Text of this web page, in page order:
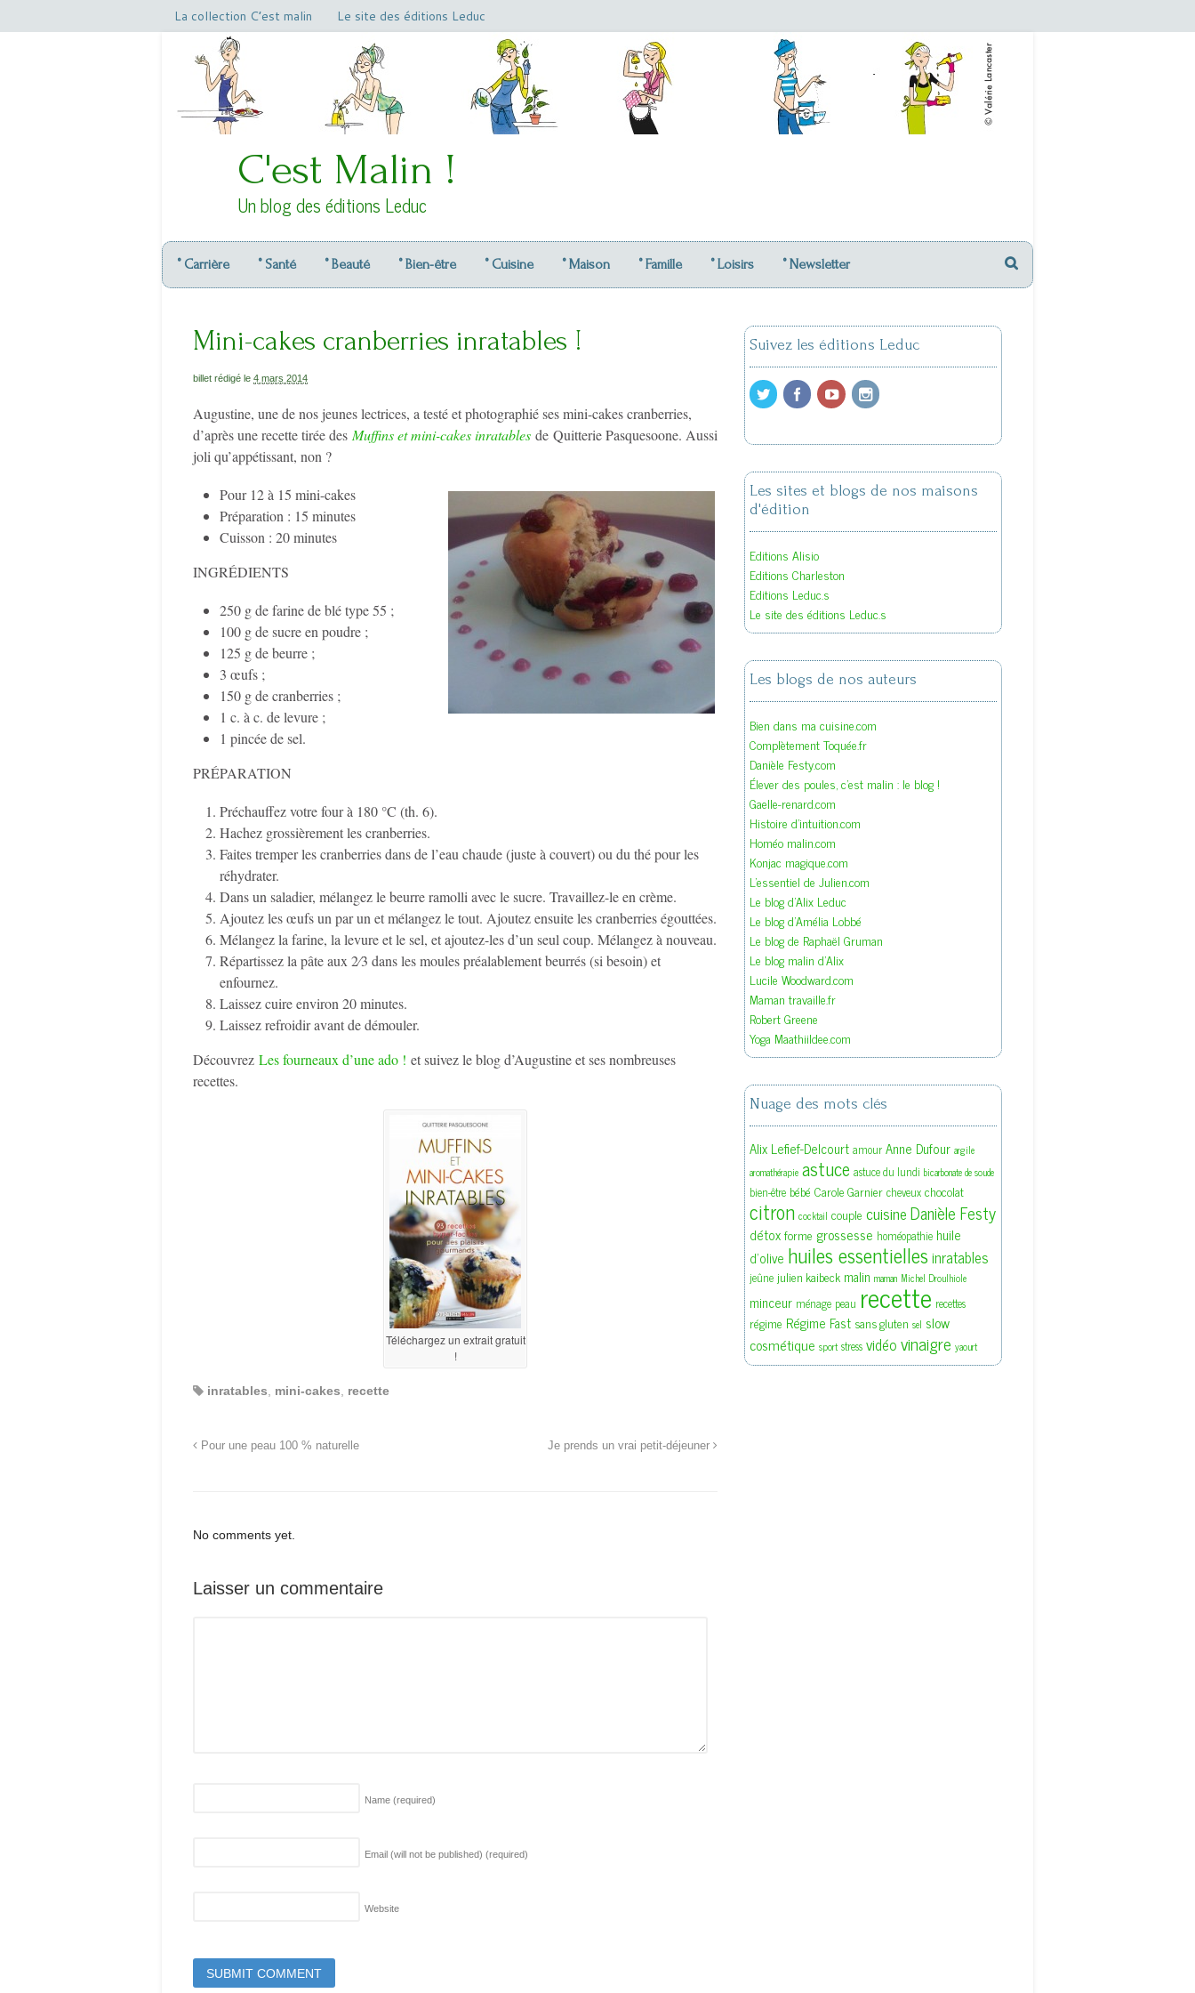
La collection C’est malin Le site des éditions Leduc
C'est Malin !
Un blog des éditions Leduc
° Carrière ° Santé ° Beauté ° Bien-être ° Cuisine ° Maison ° Famille ° Loisirs ° Newsletter
Mini-cakes cranberries inratables !
billet rédigé le 4 mars 2014
Augustine, une de nos jeunes lectrices, a testé et photographié ses mini-cakes cranberries,
d’après une recette tirée des Muffins et mini-cakes inratables de Quitterie Pasquesoone. Aussi
joli qu’appétissant, non ?
Pour 12 à 15 mini-cakes
Préparation : 15 minutes
Cuisson : 20 minutes
INGRÉDIENTS
250 g de farine de blé type 55 ;
100 g de sucre en poudre ;
125 g de beurre ;
3 œufs ;
150 g de cranberries ;
1 c. à c. de levure ;
1 pincée de sel.
PRÉPARATION
Préchauffez votre four à 180 °C (th. 6).
Hachez grossièrement les cranberries.
Faites tremper les cranberries dans de l’eau chaude (juste à couvert) ou du thé pour les
réhydrater.
Dans un saladier, mélangez le beurre ramolli avec le sucre. Travaillez-le en crème.
Ajoutez les œufs un par un et mélangez le tout. Ajoutez ensuite les cranberries égouttées.
Mélangez la farine, la levure et le sel, et ajoutez-les d’un seul coup. Mélangez à nouveau.
Répartissez la pâte aux 2⁄3 dans les moules préalablement beurrés (si besoin) et
enfournez.
Laissez cuire environ 20 minutes.
Laissez refroidir avant de démouler.
Découvrez Les fourneaux d’une ado ! et suivez le blog d’Augustine et ses nombreuses
recettes.
Téléchargez un extrait gratuit
!
inratables mini-cakes recette
Pour une peau 100 % naturelle Je prends un vrai petit-déjeuner
No comments yet.
Laisser un commentaire
Name (required)
Email (will not be published) (required)
Website
Suivez les éditions Leduc
Les sites et blogs de nos maisons
d'édition
Editions Alisio
Editions Charleston
Editions Leduc.s
Le site des éditions Leduc.s
Les blogs de nos auteurs
Bien dans ma cuisine.com
Complètement Toquée.fr
Danièle Festy.com
Élever des poules, c'est malin : le blog !
Gaelle-renard.com
Histoire d'intuition.com
Homéo malin.com
Konjac magique.com
L'essentiel de Julien.com
Le blog d'Alix Leduc
Le blog d'Amélia Lobbé
Le blog de Raphaël Gruman
Le blog malin d'Alix
Lucile Woodward.com
Maman travaille.fr
Robert Greene
Yoga Maathiildee.com
Nuage des mots clés
Alix Lefief-Delcourt amour Anne Dufour argile
aromathérapie astuce astuce du lundi bicarbonate de soude
bien-être bébé Carole Garnier cheveux chocolat
citron cocktail couple cuisineDanièle Festy
détoxforme grossesse homéopathie huile
d'olive huiles essentiellesinratables
jeûne julien kaibeck malin maman Michel Droulhiole
minceur ménage peau recette recettes
régime Régime Fast sans gluten sel slow
cosmétique sport stress vidéovinaigre yaourt